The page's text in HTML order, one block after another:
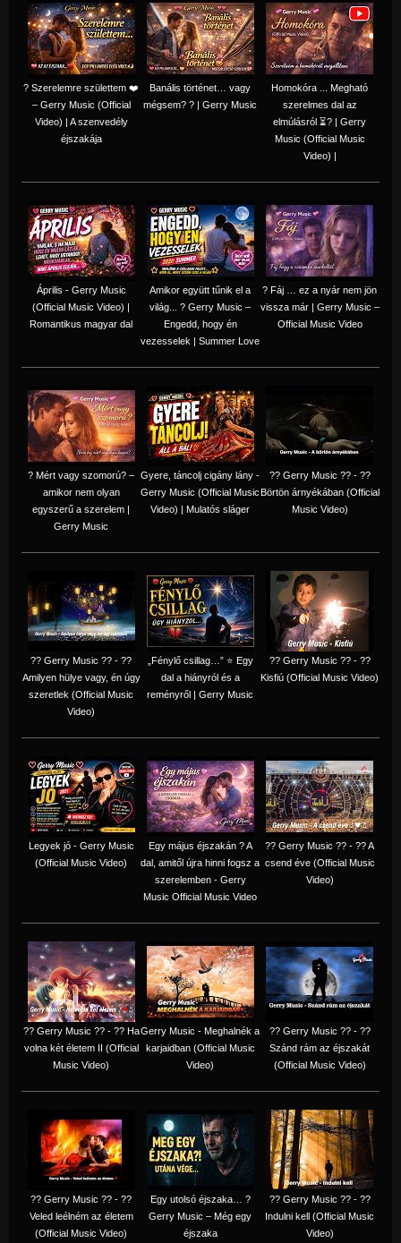
? Szerelemre születtem ❤️
– Gerry Music (Official
Video) | A szenvedély
éjszakája
Banális történet… vagy
mégsem? ? | Gerry Music
Homokóra ... Megható
szerelmes dal az
elmúlásról ⏳? | Gerry
Music (Official Music
Video) |
Április - Gerry Music
(Official Music Video) |
Romantikus magyar dal
Amikor együtt tűnik el a
világ... ? Gerry Music –
Engedd, hogy én
vezesselek | Summer Love
? Fáj … ez a nyár nem jön
vissza már | Gerry Music –
Official Music Video
? Mért vagy szomorú? –
amikor nem olyan
egyszerű a szerelem |
Gerry Music
Gyere, táncolj cigány lány -
Gerry Music (Official Music
Video) | Mulatós sláger
?? Gerry Music ?? - ??
Börtön árnyékában (Official
Music Video)
?? Gerry Music ?? - ??
Amilyen hülye vagy, én úgy
szeretlek (Official Music
Video)
„Fénylő csillag…” ⭐ Egy
dal a hiányról és a
reményről | Gerry Music
?? Gerry Music ?? - ??
Kisfiú (Official Music Video)
Legyek jó - Gerry Music
(Official Music Video)
Egy május éjszakán ? A
dal, amitől újra hinni fogsz a
szerelemben - Gerry
Music Official Music Video
?? Gerry Music ?? - ?? A
csend éve (Official Music
Video)
?? Gerry Music ?? - ?? Ha
volna két életem II (Official
Music Video)
Gerry Music - Meghalnék a
karjaidban (Official Music
Video)
?? Gerry Music ?? - ??
Szánd rám az éjszakát
(Official Music Video)
?? Gerry Music ?? - ??
Veled leélném az életem
(Official Music Video)
Egy utolsó éjszaka… ?
Gerry Music – Még egy
éjszaka
?? Gerry Music ?? - ??
Indulni kell (Official Music
Video)